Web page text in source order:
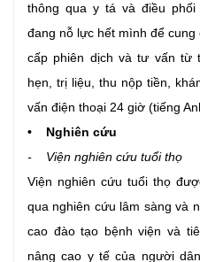
thông qua y tá và điều phối
đang nỗ lực hết mình để
cấp phiên dịch và tư vấn từ
hẹn, trị liệu, thu nộp tiền,
vấn điện thoại 24 giờ (tiếng
• Nghiên cứu
- Viện nghiên cứu tuổi thọ
Viện nghiên cứu tuổi thọ
qua nghiên cứu lâm sàng và
cao đào tạo bệnh viện và
nâng cao y tế của người